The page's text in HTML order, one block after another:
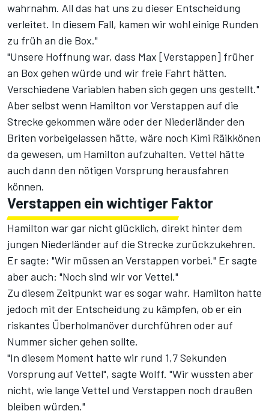
wahrnahm. All das hat uns zu dieser Entscheidung
verleitet. In diesem Fall, kamen wir wohl einige Runden
zu früh an die Box."
"Unsere Hoffnung war, dass Max [Verstappen] früher
an Box gehen würde und wir freie Fahrt hätten.
Verschiedene Variablen haben sich gegen uns gestellt."
Aber selbst wenn Hamilton vor Verstappen auf die
Strecke gekommen wäre oder der Niederländer den
Briten vorbeigelassen hätte, wäre noch Kimi Räikkönen
da gewesen, um Hamilton aufzuhalten. Vettel hätte
auch dann den nötigen Vorsprung herausfahren
können.
Verstappen ein wichtiger Faktor
Hamilton war gar nicht glücklich, direkt hinter dem
jungen Niederländer auf die Strecke zurückzukehren.
Er sagte: "Wir müssen an Verstappen vorbei." Er sagte
aber auch: "Noch sind wir vor Vettel."
Zu diesem Zeitpunkt war es sogar wahr. Hamilton hatte
jedoch mit der Entscheidung zu kämpfen, ob er ein
riskantes Überholmanöver durchführen oder auf
Nummer sicher gehen sollte.
"In diesem Moment hatte wir rund 1,7 Sekunden
Vorsprung auf Vettel", sagte Wolff. "Wir wussten aber
nicht, wie lange Vettel und Verstappen noch draußen
bleiben würden."